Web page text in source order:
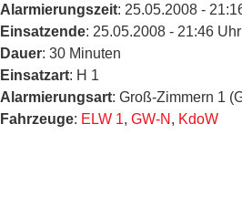
Alarmierungszeit: 25.05.2008 -
Einsatzende: 25.05.2008 - 21:46 Uhr
Dauer: 30 Minuten
Einsatzart: H 1
Alarmierungsart: Groß-Zimmern 1
Fahrzeuge: ELW 1, GW-N , KdoW